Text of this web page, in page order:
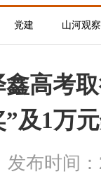
党建 山河观察
高考
及1万
发布时间：